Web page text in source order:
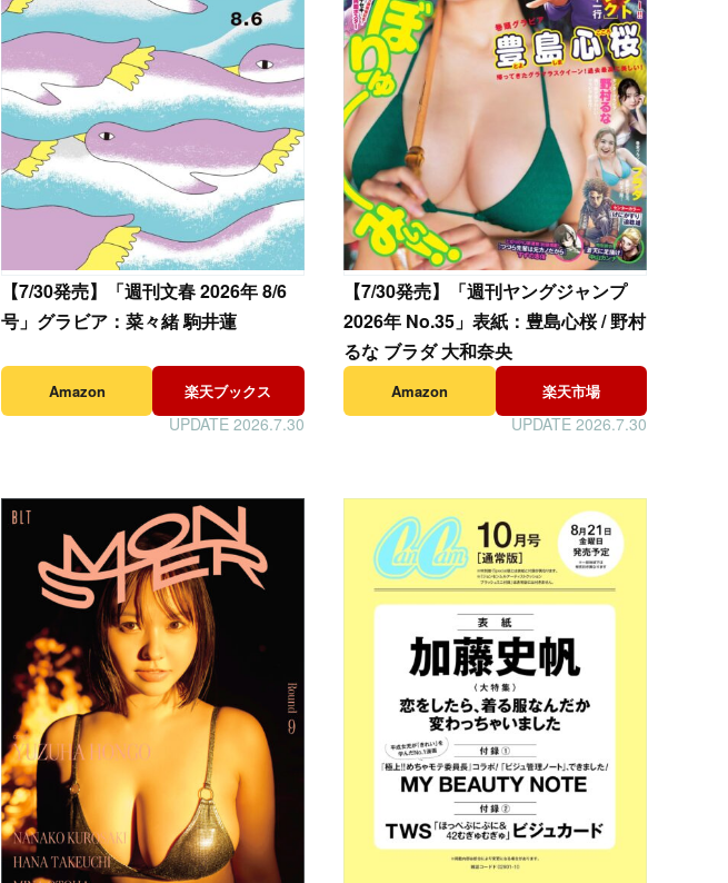
【7/30発売】「週刊文春 2026年 8/6
号」グラビア：菜々緒 駒井蓮
Amazon 楽天ブックス
UPDATE 2026.7.30
【7/30発売】「週刊ヤングジャンプ
2026年 No.35」表紙：豊島心桜 / 野村
るな ブラダ 大和奈央
Amazon 楽天市場
UPDATE 2026.7.30